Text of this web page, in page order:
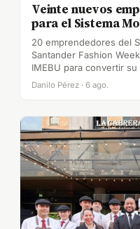
Veinte nuevos
para el Sistema
20 emprendedores del
Santander Fashion
IMEBU para convertir
Danilo Pérez · 6 ago.